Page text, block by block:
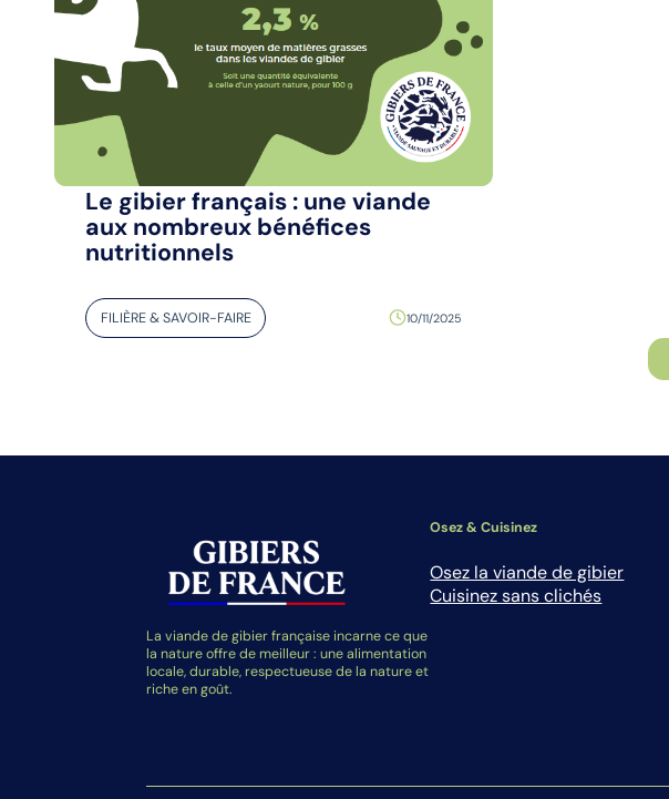
Le gibier français : une viande
aux nombreux bénéfices
nutritionnels
FILIÈRE & SAVOIR-FAIRE 10/11/2025
La viande de gibier française incarne ce que
la nature offre de meilleur : une alimentation
locale, durable, respectueuse de la nature et
riche en goût.
Osez & Cuisinez
Osez la viande de gibier
Cuisinez sans clichés